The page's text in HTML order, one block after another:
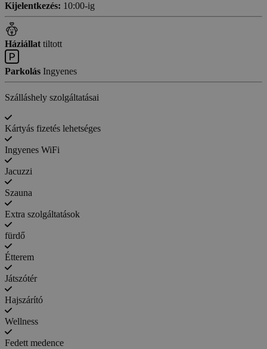
Kijelentkezés: 10:00-ig
Háziállat tiltott
Parkolás Ingyenes
Szálláshely szolgáltatásai
Kártyás fizetés lehetséges
Ingyenes WiFi
Jacuzzi
Szauna
Extra szolgáltatások
fürdő
Étterem
Játszótér
Hajszárító
Wellness
Fedett medence